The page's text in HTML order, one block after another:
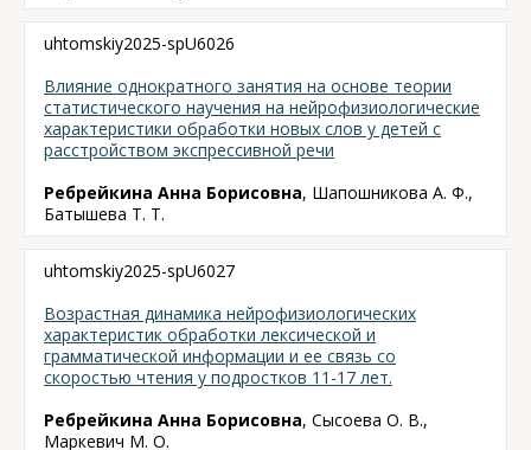
uhtomskiy2025-spU6026
Влияние однократного занятия на основе теории
статистического научения на нейрофизиологические
характеристики обработки новых слов у детей с
расстройством экспрессивной речи
Ребрейкина Анна Борисовна, Шапошникова А. Ф.,
Батышева Т. Т.
uhtomskiy2025-spU6027
Возрастная динамика нейрофизиологических
характеристик обработки лексической и
грамматической информации и ее связь со
скоростью чтения у подростков 11-17 лет.
Ребрейкина Анна Борисовна, Сысоева О. В.,
Маркевич М. О.